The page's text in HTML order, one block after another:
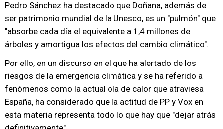
Pedro Sánchez ha destacado que Doñana, además de
ser patrimonio mundial de la Unesco, es un "pulmón" que
"absorbe cada día el equivalente a 1,4 millones de
árboles y amortigua los efectos del cambio climático".
Por ello, en un discurso en el que ha alertado de los
riesgos de la emergencia climática y se ha referido a
fenómenos como la actual ola de calor que atraviesa
España, ha considerado que la actitud de PP y Vox en
esta materia representa todo lo que hay que "dejar atrás